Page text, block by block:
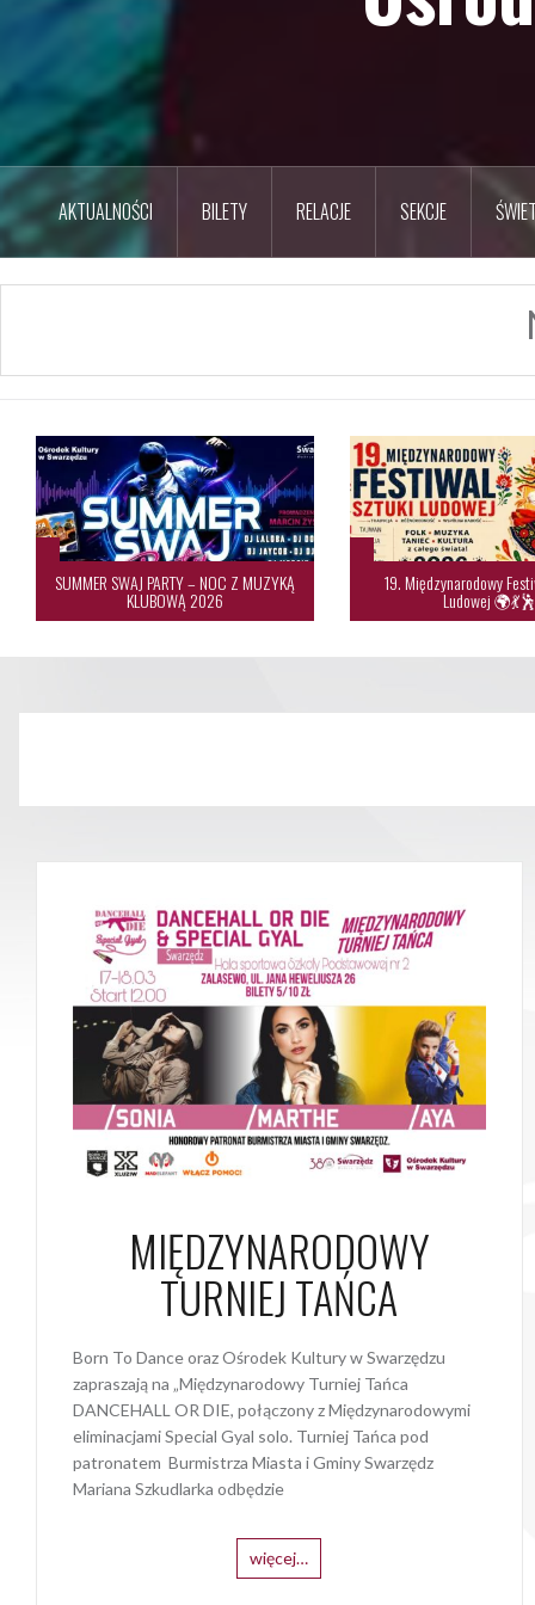
AKTUALNOŚCI BILETY RELACJE SEKCJE
SUMMER SWAJ PARTY – NOC Z MUZYKĄ
KLUBOWĄ 2026
19. Międzynarodowy
Ludowej 🌍💃🕺
MIĘDZYNARODOWY
TURNIEJ TAŃCA
Born To Dance oraz Ośrodek Kultury w Swarzędzu
zapraszają na „Międzynarodowy Turniej Tańca
DANCEHALL OR DIE, połączony z Międzynarodowymi
eliminacjami Special Gyal solo. Turniej Tańca pod
patronatem Burmistrza Miasta i Gminy Swarzędz
Mariana Szkudlarka odbędzie
więcej…